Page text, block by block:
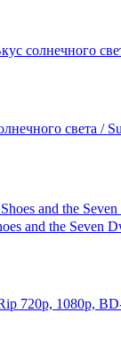
света /
and the
720p, 1080p,